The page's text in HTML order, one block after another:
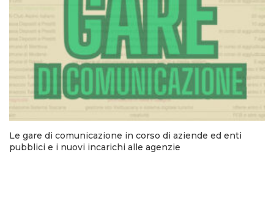
Le gare di comunicazione in corso di aziende ed enti
pubblici e i nuovi incarichi alle agenzie